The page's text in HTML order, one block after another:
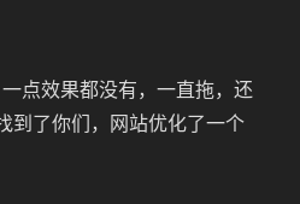
点效果都没有，一直拖，还
到了你们，网站优化了一个